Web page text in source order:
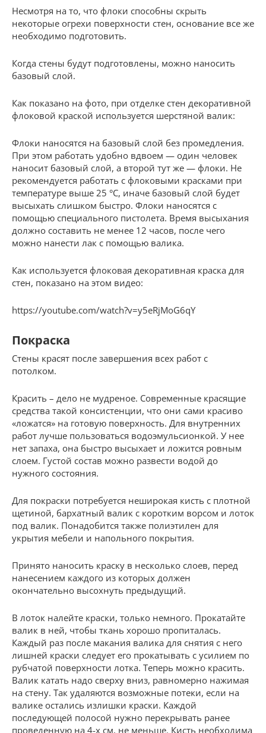
Несмотря на то, что флоки способны скрыть
некоторые огрехи поверхности стен, основание все же
необходимо подготовить.
Когда стены будут подготовлены, можно наносить
базовый слой.
Как показано на фото, при отделке стен декоративной
флоковой краской используется шерстяной валик:
Флоки наносятся на базовый слой без промедления.
При этом работать удобно вдвоем — один человек
наносит базовый слой, а второй тут же — флоки. Не
рекомендуется работать с флоковыми красками при
температуре выше 25 °С, иначе базовый слой будет
высыхать слишком быстро. Флоки наносятся с
помощью специального пистолета. Время высыхания
должно составить не менее 12 часов, после чего
можно нанести лак с помощью валика.
Как используется флоковая декоративная краска для
стен, показано на этом видео:
https://youtube.com/watch?v=y5eRjMoG6qY
Покраска
Стены красят после завершения всех работ с
потолком.
Красить – дело не мудреное. Современные красящие
средства такой консистенции, что они сами красиво
«ложатся» на готовую поверхность. Для внутренних
работ лучше пользоваться водоэмульсионкой. У нее
нет запаха, она быстро высыхает и ложится ровным
слоем. Густой состав можно развести водой до
нужного состояния.
Для покраски потребуется неширокая кисть с плотной
щетиной, бархатный валик с коротким ворсом и лоток
под валик. Понадобится также полиэтилен для
укрытия мебели и напольного покрытия.
Принято наносить краску в несколько слоев, перед
нанесением каждого из которых должен
окончательно высохнуть предыдущий.
В лоток налейте краски, только немного. Прокатайте
валик в ней, чтобы ткань хорошо пропиталась.
Каждый раз после макания валика для снятия с него
лишней краски следует его прокатывать с усилием по
рубчатой поверхности лотка. Теперь можно красить.
Валик катать надо сверху вниз, равномерно нажимая
на стену. Так удаляются возможные потеки, если на
валике остались излишки краски. Каждой
последующей полосой нужно перекрывать ранее
проведенную на 4-х см, не меньше. Кисть необходима